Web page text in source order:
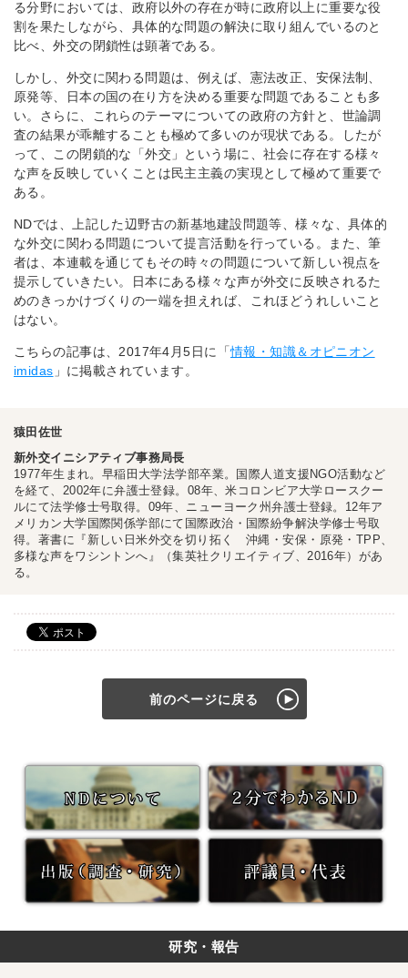
る分野においては、政府以外の存在が時に政府以上に重要な役
割を果たしながら、具体的な問題の解決に取り組んでいるのと
比べ、外交の閉鎖性は顕著である。
しかし、外交に関わる問題は、例えば、憲法改正、安保法制、
原発等、日本の国の在り方を決める重要な問題であることも多
い。さらに、これらのテーマについての政府の方針と、世論調
査の結果が乖離することも極めて多いのが現状である。したが
って、この閉鎖的な「外交」という場に、社会に存在する様々
な声を反映していくことは民主主義の実現として極めて重要で
ある。
NDでは、上記した辺野古の新基地建設問題等、様々な、具体的
な外交に関わる問題について提言活動を行っている。また、筆
者は、本連載を通じてもその時々の問題について新しい視点を
提示していきたい。日本にある様々な声が外交に反映されるた
めのきっかけづくりの一端を担えれば、これほどうれしいこと
はない。
こちらの記事は、2017年4月5日に「情報・知識＆オピニオン
imidas 」に掲載されています。
猿田佐世
新外交イニシアティブ事務局長
1977年生まれ。早稲田大学法学部卒業。国際人道支援NGO活動など
を経て、2002年に弁護士登録。08年、米コロンビア大学ロースクー
ルにて法学修士号取得。09年、ニューヨーク州弁護士登録。12年ア
メリカン大学国際関係学部にて国際政治・国際紛争解決学修士号取
得。著書に『新しい日米外交を切り拓く 沖縄・安保・原発・TPP、
多様な声をワシントンへ』（集英社クリエイティブ、2016年）があ
る。
前のページに戻る
研究・報告